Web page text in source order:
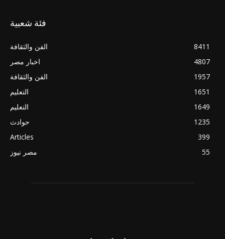
فئة شعبية
الفن والثقافة
8411
اخبار مصر
4807
الفن والثقافة
1957
التعليم
1651
التعليم
1649
حوادث
1235
Articles
399
مصر نيوز
55